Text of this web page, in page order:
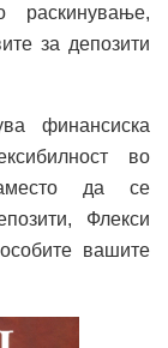
раскинување,
за депозити
финансиска
во
да се
Флекси
вашите